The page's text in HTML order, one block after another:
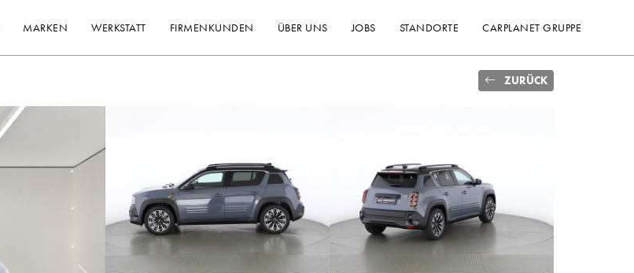
MARKEN WERKSTATT FIRMENKUNDEN ÜBER UNS JOBS STANDORTE CARPLANET GRUPPE
ZURÜCK